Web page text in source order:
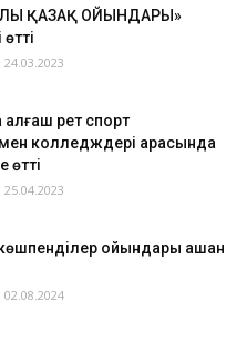
ҚАЗАҚ ОЙЫНДАРЫ»
24.03.2023
алғаш рет спорт
колледждері арасында
өтті
25.04.2023
ойындары қашан
02.08.2024